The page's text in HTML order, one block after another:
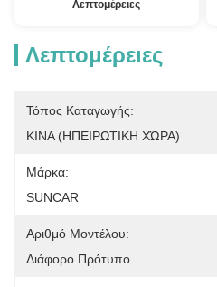
Λεπτομέρειες
Λεπτομέρειες
Τόπος Καταγωγής:
ΚΙΝΑ (ΗΠΕΙΡΩΤΙΚΗ ΧΏΡΑ)
Μάρκα:
SUNCAR
Αριθμό Μοντέλου:
Διάφορο Πρότυπο